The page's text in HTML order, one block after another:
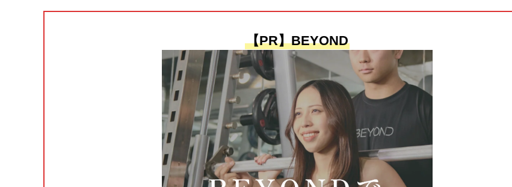
【PR】BEYOND